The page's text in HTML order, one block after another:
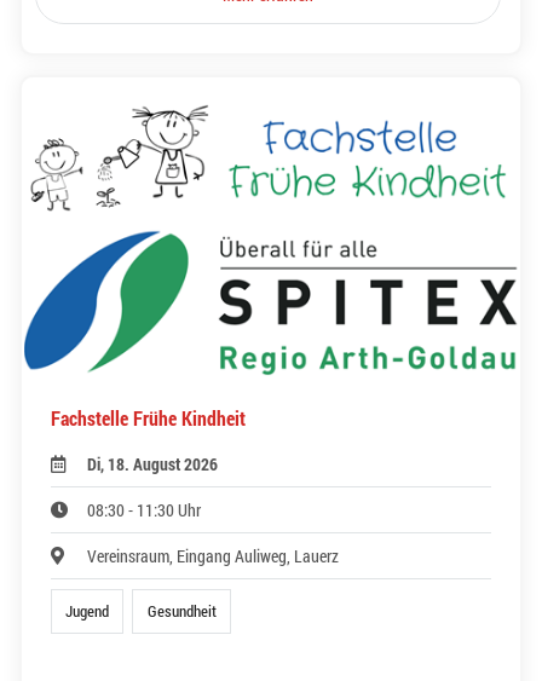
Fachstelle Frühe Kindheit
Di, 18. August 2026
08:30 - 11:30 Uhr
Vereinsraum, Eingang Auliweg, Lauerz
Jugend Gesundheit